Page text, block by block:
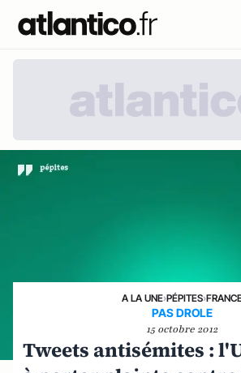
A LA UNE›PÉPITES›
PAS DROLE
15 octobre 2012
Tweets antisémites :